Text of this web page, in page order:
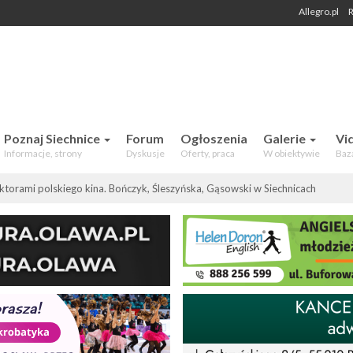
Aktualności,
Allegro.pl
Poznaj Siechnice
Informacje, strony
Forum
Dyskusje
Ogłoszenia
Oferty, praca
Galerie
W obiektywie
polskiego kina. Bończyk, Śleszyńska, Gąsowski w Siechnicach